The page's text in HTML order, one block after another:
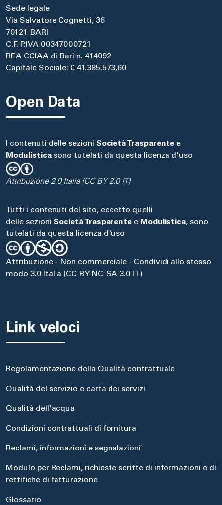
Sede legale
Via Salvatore Cognetti, 36
70121 BARI
C.F. P.IVA 00347000721
REA CCIAA di Bari n. 414092
Capitale Sociale: € 41.385.573,60
Open Data
I contenuti delle sezioni Società Trasparente e
Modulistica sono tutelati da questa licenza d'uso
Attribuzione 2.0 Italia (CC BY 2.0 IT)
Tutti i contenuti del sito, eccetto quelli
delle sezioni Società Trasparente e Modulistica, sono
tutelati da questa licenza d'uso
Attribuzione - Non commerciale - Condividi allo stesso
modo 3.0 Italia (CC BY-NC-SA 3.0 IT)
Link veloci
Regolamentazione della Qualità contrattuale
Qualità del servizio e carta dei servizi
Qualità dell'acqua
Condizioni contrattuali di fornitura
Reclami, informazioni e segnalazioni
Modulo per Reclami, richieste scritte di informazioni e di
rettifiche di fatturazione
Glossario